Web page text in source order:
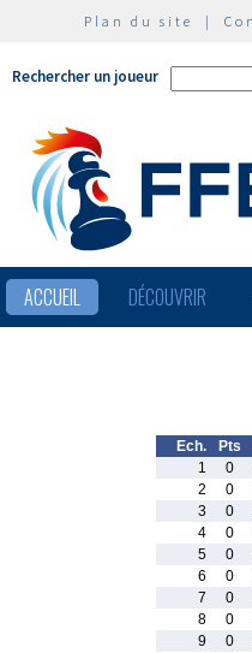
Plan du site |
Rechercher un joueur
ACCUEIL DÉCOUVRIR
Ech. Pts
1
0
2
0
3
0
4
0
5
0
6
0
7
0
8
0
9
0